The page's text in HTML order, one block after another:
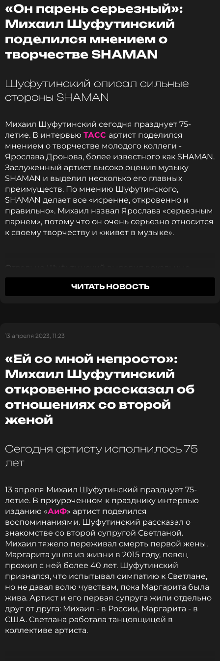
«Третье сентября» исполнилось 30 лет. Текст
песни написал Игорь Николаев, музыку – Игорь
Крутой. Несколько дней назад в Купчино
устроили Шуфутинов день по случаю юбилея
трека.
Фото: соцсети Михаила Шуфутинского
чтобы оставаться в курсе событий
ПОДПИСАТЬСЯ
ССЫЛКА
«Он парень серьезный»:
Михаил Шуфутинский
поделился мнением о
творчестве SHAMAN
Шуфутинский описал сильные
стороны SHAMAN
Михаил Шуфутинский сегодня празднует 75-
летие. В интервью ТАСС артист поделился
мнением о творчестве молодого коллеги -
Ярослава Дронова, более известного как SHAMAN.
Заслуженный артист высоко оценил музыку
SHAMAN и выделил несколько его главных
преимуществ. По мнению Шуфутинского,
SHAMAN делает все «исренне, откровенно и
правильно». Михаил назвал Ярослава «серьезным
парнем», потому что он очень серьезно относится
к своему творчеству и «живет в музыке».
Отдельно Шуфутинский выделил вокальные
данные SHAMAN:
прекрасные голосовые данные. Он
Михаил Шуфутинский
Фото: социальные сети SHAMAN
Shaman
и многое другое >
Читайте нас в ВКонтакте, чтобы
оставаться в курсе событий
ПОДПИСАТЬСЯ
ССЫЛКА
ЧИТАТЬ НОВОСТЬ
13 апреля 2023, 11:23
«Ей со мной непросто»:
Михаил Шуфутинский
откровенно рассказал об
отношениях со второй
женой
Сегодня артисту исполнилось 75
лет
13 апреля Михаил Шуфутинский празднует 75-
летие. В приуроченном к празднику интервью
изданию «АиФ» артист поделился
воспоминаниями. Шуфутинский рассказал о
знакомстве со второй супругой Светланой.
Михаил тяжело переживал смерть первой жены.
Маргарита ушла из жизни в 2015 году, певец
прожил с ней более 40 лет. Шуфутинский
признался, что испытывал симпатию к Светлане,
но не давал волю чувствам, пока Маргарита была
жива. Артист и его первая супруга жили отдельно
друг от друга: Михаил - в России, Маргарита - в
США. Светлана работала танцовщицей в
коллективе артиста.